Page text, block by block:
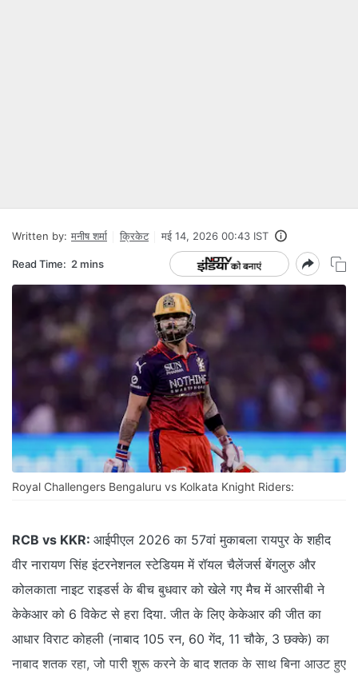
Written by: मनीष शर्मा क्रिकेट मई 14, 2026 00:43 IST
Read Time: 2 mins
Royal Challengers Bengaluru vs Kolkata Knight Riders:
RCB vs KKR: आईपीएल 2026 का 57वां मुकाबला रायपुर के शहीद
वीर नारायण सिंह इंटरनेशनल स्टेडियम में रॉयल चैलेंजर्स बेंगलुरु और
कोलकाता नाइट राइडर्स के बीच बुधवार को खेले गए मैच में आरसीबी ने
केकेआर को 6 विकेट से हरा दिया. जीत के लिए केकेआर की जीत का
आधार विराट कोहली (नाबाद 105 रन, 60 गेंद, 11 चौके, 3 छक्के) का
नाबाद शतक रहा, जो पारी शुरू करने के बाद शतक के साथ बिना आउट हुए